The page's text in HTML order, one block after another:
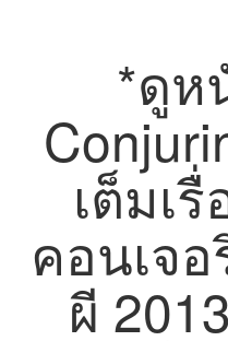
*ดูห
เต็มเ
คอนเจอ
ผี